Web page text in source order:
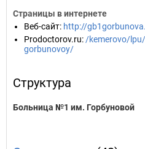
Страницы в интернете
Веб-сайт: http://
Prodoctorov.ru: /kemerovo/
gorbunovoy/
Структура
Больница №1 им. Горбуновой